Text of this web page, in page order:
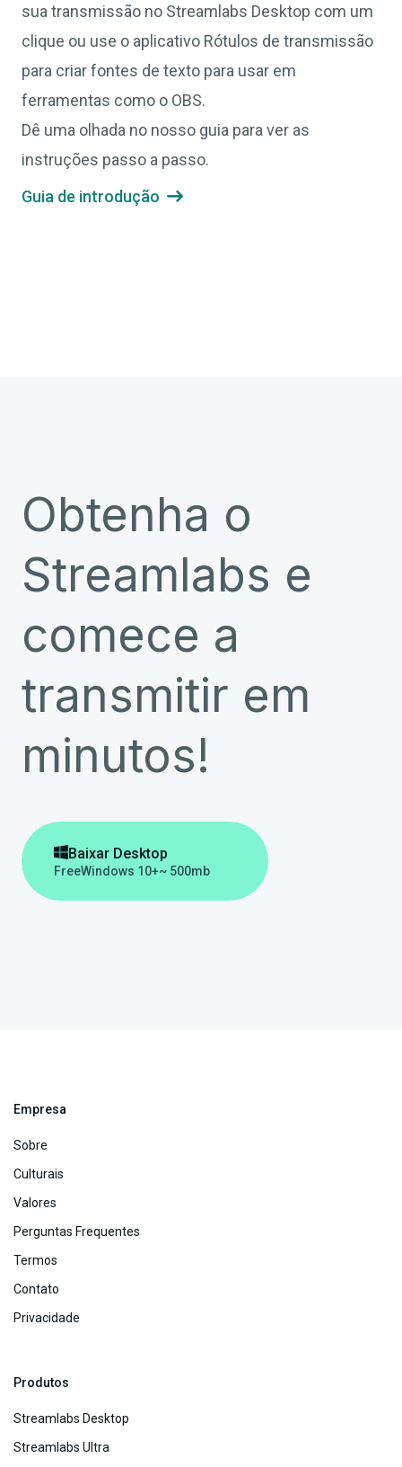
sua transmissão no Streamlabs Desktop com um
clique ou use o aplicativo Rótulos de transmissão
para criar fontes de texto para usar em
ferramentas como o OBS.
‍Dê uma olhada no nosso guia para ver as
instruções passo a passo.
Guia de introdução 
Obtenha o
Streamlabs e
comece a
transmitir em
minutos!
Baixar Desktop
FreeWindows 10+~ 500mb
Empresa
Sobre
Culturais
Valores
Perguntas Frequentes
Termos
Contato
Privacidade
Produtos
Streamlabs Desktop
Streamlabs Ultra